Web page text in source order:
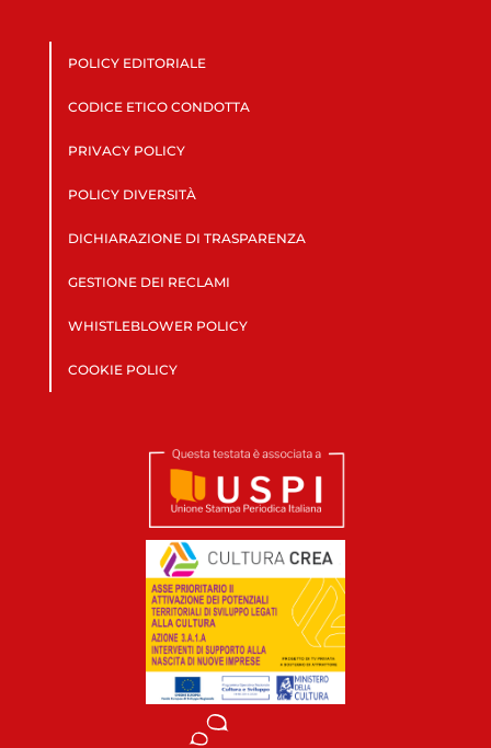
POLICY EDITORIALE
CODICE ETICO CONDOTTA
PRIVACY POLICY
POLICY DIVERSITÀ
DICHIARAZIONE DI TRASPARENZA
GESTIONE DEI RECLAMI
WHISTLEBLOWER POLICY
COOKIE POLICY